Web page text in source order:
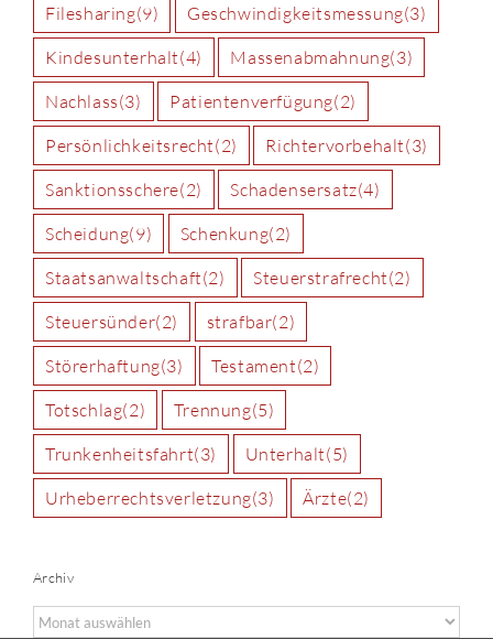
Filesharing(9) Geschwindigkeitsmessung(3)
Kindesunterhalt(4) Massenabmahnung(3)
Nachlass(3) Patientenverfügung(2)
Persönlichkeitsrecht(2) Richtervorbehalt(3)
Sanktionsschere(2) Schadensersatz(4)
Scheidung(9) Schenkung(2)
Staatsanwaltschaft(2) Steuerstrafrecht(2)
Steuersünder(2) strafbar(2)
Störerhaftung(3) Testament(2)
Totschlag(2) Trennung(5)
Trunkenheitsfahrt(3) Unterhalt(5)
Urheberrechtsverletzung(3) Ärzte(2)
Archiv
Archiv